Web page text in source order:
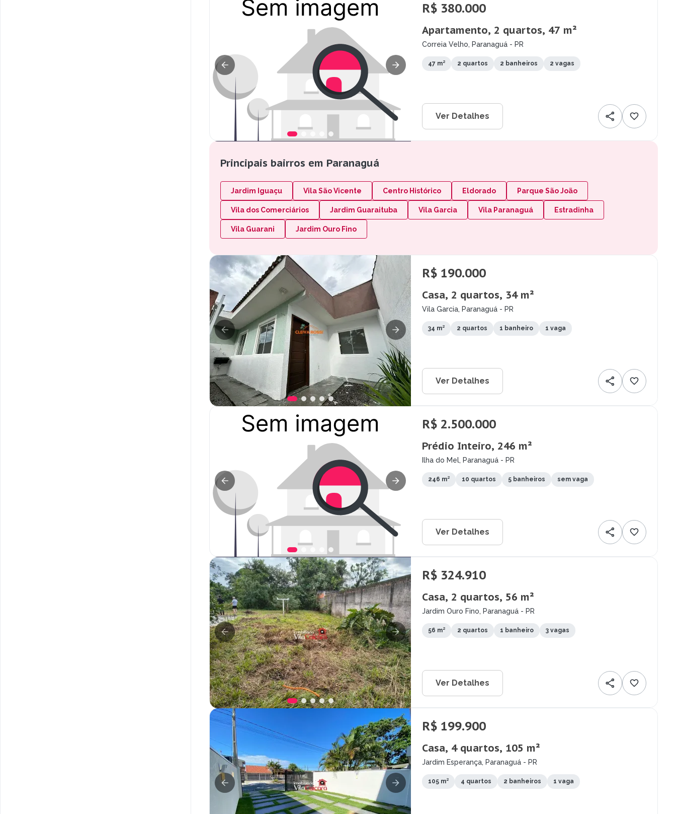
R$ 380.000
Apartamento, 2 quartos, 47 m²
Correia Velho, Paranaguá - PR
47 m² 2 quartos 2 banheiros 2 vagas
Ver Detalhes
Principais bairros em Paranaguá
Jardim Iguaçu Vila São Vicente Centro Histórico Eldorado Parque São João
Vila dos Comerciários Jardim Guaraituba Vila Garcia Vila Paranaguá Estradinha
Vila Guarani Jardim Ouro Fino
R$ 190.000
Casa, 2 quartos, 34 m²
Vila Garcia, Paranaguá - PR
34 m² 2 quartos 1 banheiro 1 vaga
Ver Detalhes
R$ 2.500.000
Prédio Inteiro, 246 m²
Ilha do Mel, Paranaguá - PR
246 m² 10 quartos 5 banheiros sem vaga
Ver Detalhes
R$ 324.910
Casa, 2 quartos, 56 m²
Jardim Ouro Fino, Paranaguá - PR
56 m² 2 quartos 1 banheiro 3 vagas
Ver Detalhes
R$ 199.900
Casa, 4 quartos, 105 m²
Jardim Esperança, Paranaguá - PR
105 m² 4 quartos 2 banheiros 1 vaga